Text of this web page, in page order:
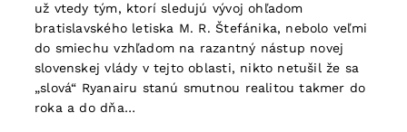
už vtedy tým, ktorí sledujú vývoj ohľadom
bratislavského letiska M. R. Štefánika, nebolo veľmi
do smiechu vzhľadom na razantný nástup novej
slovenskej vlády v tejto oblasti, nikto netušil že sa
„slová“ Ryanairu stanú smutnou realitou takmer do
roka a do dňa…